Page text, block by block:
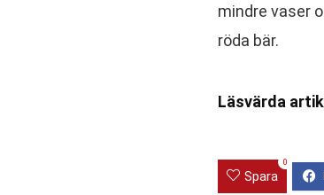
mindre vaser
röda bär.
Läsvärda
Spara
0